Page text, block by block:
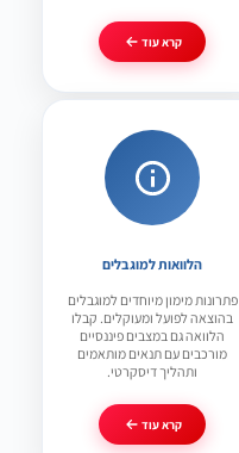
קרא עוד
הלוואות למוגבלים
פתרונות מימון מיוחדים למוגבלים
בהוצאה לפועל ומעוקלים. קבלו
הלוואה גם במצבים פיננסיים
מורכבים עם תנאים מותאמים
ותהליך דיסקרטי.
קרא עוד